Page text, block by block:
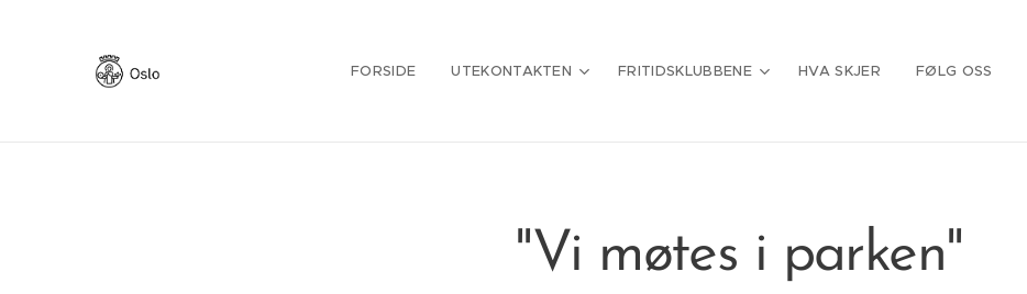
FORSIDE UTEKONTAKTEN FRITIDSKLUBBENE HVA SKJER FØLG OSS
"Vi møtes i parken"